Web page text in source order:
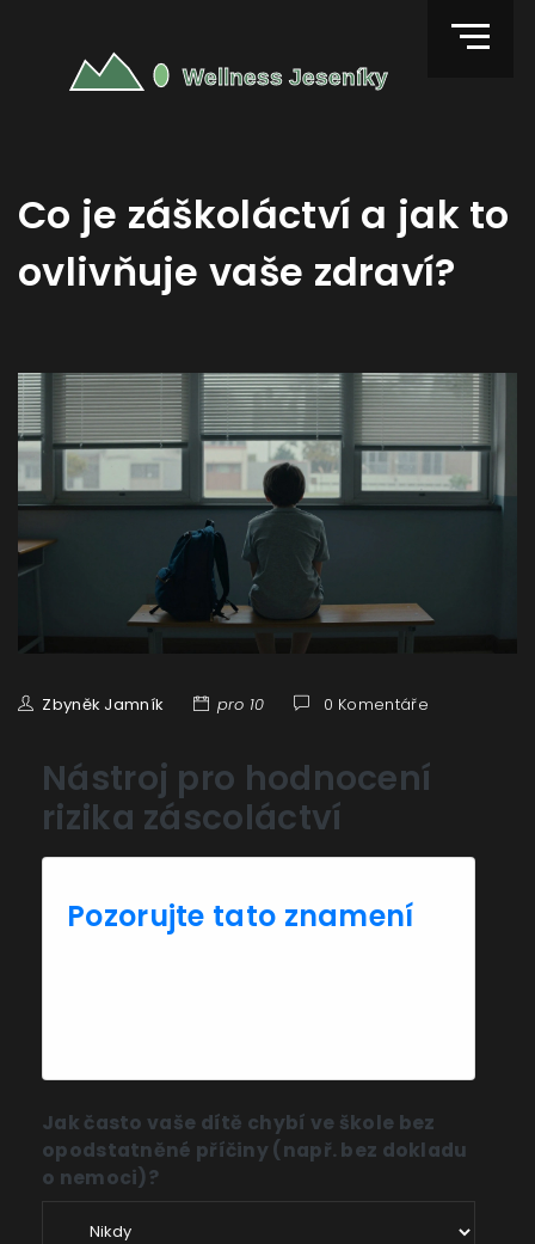
Co je záškoláctví a jak to
ovlivňuje vaše zdraví?
Zbyněk Jamník pro 10 0 Komentáře
Nástroj pro hodnocení
rizika záscoláctví
Pozorujte tato znamení
Jak často vaše dítě chybí ve škole bez
opodstatněné příčiny (např. bez dokladu
o nemoci)?